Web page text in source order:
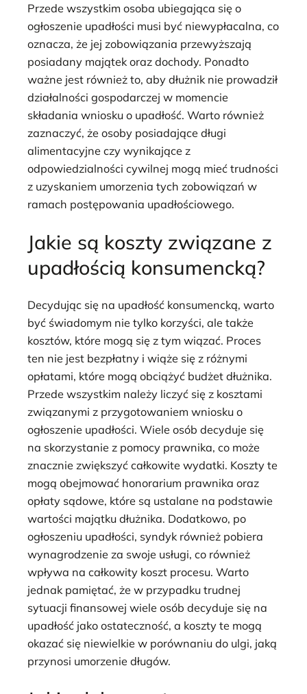
Przede wszystkim osoba ubiegająca się o
ogłoszenie upadłości musi być niewypłacalna, co
oznacza, że jej zobowiązania przewyższają
posiadany majątek oraz dochody. Ponadto
ważne jest również to, aby dłużnik nie prowadził
działalności gospodarczej w momencie
składania wniosku o upadłość. Warto również
zaznaczyć, że osoby posiadające długi
alimentacyjne czy wynikające z
odpowiedzialności cywilnej mogą mieć trudności
z uzyskaniem umorzenia tych zobowiązań w
ramach postępowania upadłościowego.
Jakie są koszty związane z
upadłością konsumencką?
Decydując się na upadłość konsumencką, warto
być świadomym nie tylko korzyści, ale także
kosztów, które mogą się z tym wiązać. Proces
ten nie jest bezpłatny i wiąże się z różnymi
opłatami, które mogą obciążyć budżet dłużnika.
Przede wszystkim należy liczyć się z kosztami
związanymi z przygotowaniem wniosku o
ogłoszenie upadłości. Wiele osób decyduje się
na skorzystanie z pomocy prawnika, co może
znacznie zwiększyć całkowite wydatki. Koszty te
mogą obejmować honorarium prawnika oraz
opłaty sądowe, które są ustalane na podstawie
wartości majątku dłużnika. Dodatkowo, po
ogłoszeniu upadłości, syndyk również pobiera
wynagrodzenie za swoje usługi, co również
wpływa na całkowity koszt procesu. Warto
jednak pamiętać, że w przypadku trudnej
sytuacji finansowej wiele osób decyduje się na
upadłość jako ostateczność, a koszty te mogą
okazać się niewielkie w porównaniu do ulgi, jaką
przynosi umorzenie długów.